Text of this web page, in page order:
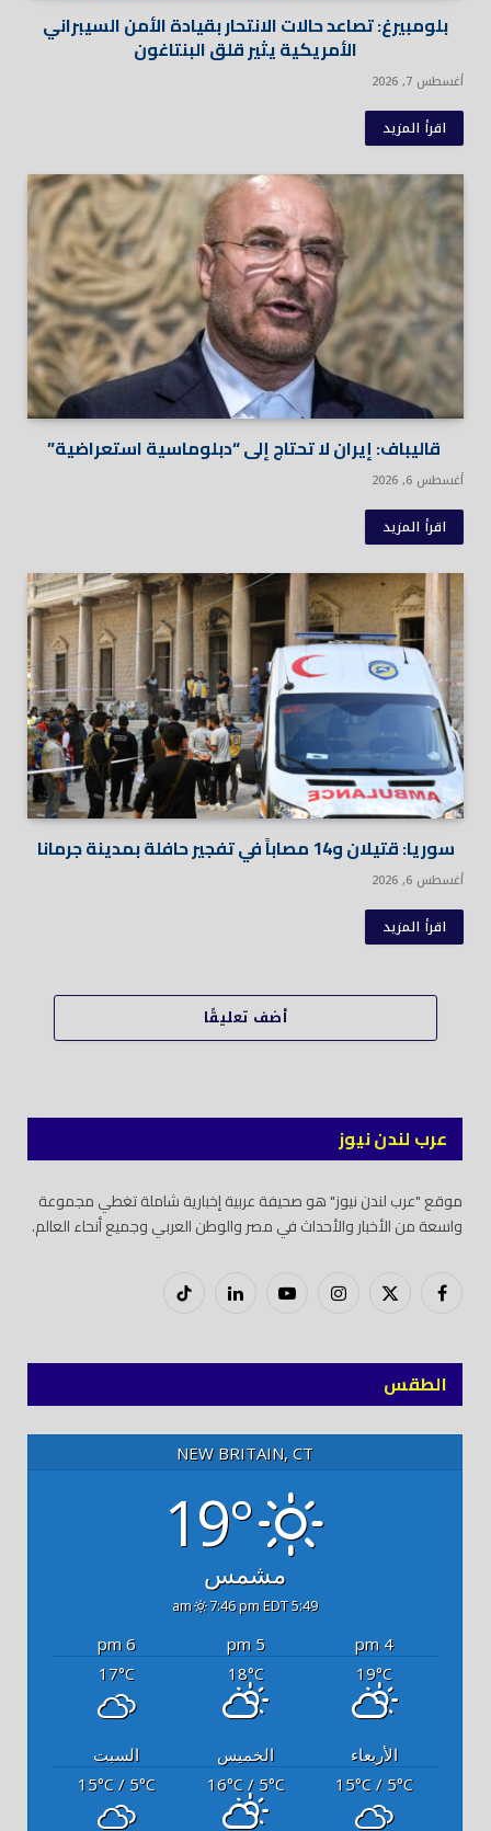
بلومبيرغ: تصاعد حالات الانتحار بقيادة الأمن السيبراني
الأمريكية يثير قلق البنتاغون
أغسطس 7, 2026
اقرأ المزيد
قاليباف: إيران لا تحتاج إلى “دبلوماسية استعراضية”
أغسطس 6, 2026
اقرأ المزيد
سوريا: قتيلان و14 مصاباً في تفجير حافلة بمدينة جرمانا
أغسطس 6, 2026
اقرأ المزيد
أضف تعليقًا
عرب لندن نيوز
موقع "عرب لندن نيوز" هو صحيفة عربية إخبارية شاملة تغطي مجموعة
واسعة من الأخبار والأحداث في مصر والوطن العربي وجميع أنحاء العالم.
فيسبوكX
إنستغراميوتيوب لينكدود
تيك
الطقس
NEW BRITAIN, CT
19°
مشمس
5:49 am
7:46 pm EDT
4 pm
5 pm
6 pm
19°C
18°C
17°C
الأربعاء الخميس
السبت
15°C / 5°C
16°C/ 5°C
15°C/ 5°C